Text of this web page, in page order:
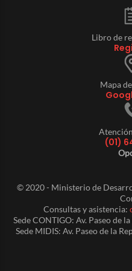
Libro de
Mapa
(01)
© 2020 - Ministerio de
Consultas y asistencia:
Sede CONTIGO: Av. Paseo de
Sede MIDIS: Av. Paseo de la